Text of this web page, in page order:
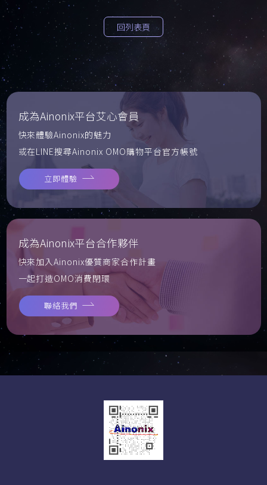
回列表頁
成為Ainonix平台艾心會員
快來體驗Ainonix的魅力
或在LINE搜尋Ainonix OMO購物平台官方帳號
立即體驗
成為Ainonix平台合作夥伴
快來加入Ainonix優質商家合作計畫
一起打造OMO消費閉環
聯絡我們